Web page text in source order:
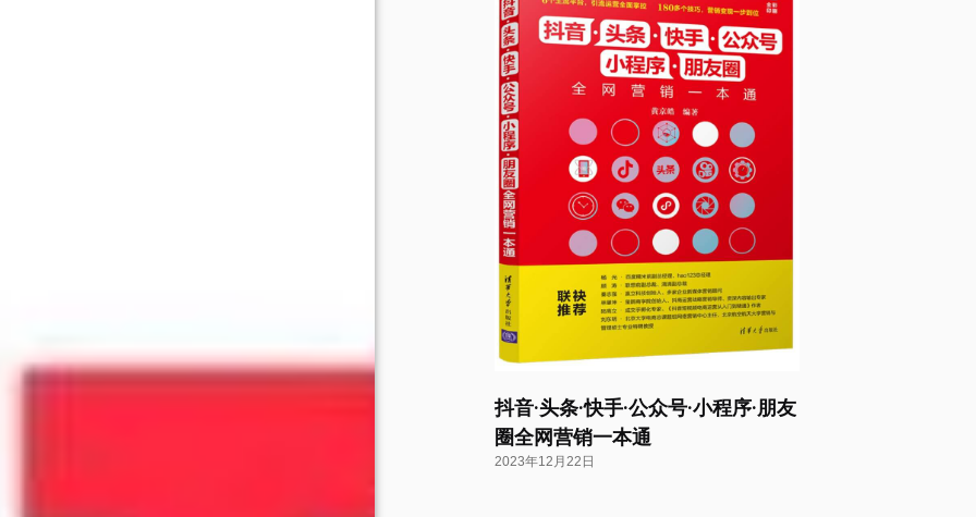
抖音·头条·快手·公众号·小程序·朋友
圈全网营销一本通
2023年12月22日